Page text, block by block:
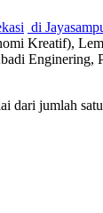
di
Kreatif),
dari jumlah